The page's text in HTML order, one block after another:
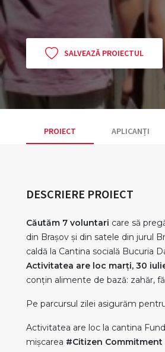
SALVEAZĂ PROIECTUL
PROIECT APLICANȚI
DESCRIERE PROIECT
Căutăm 7 voluntari care să
din Brașov și din satele din jurul
caldă la Cantina socială Bucuria
Activitatea are loc marți, 30
conțin alimente de bază: zahăr,
Pe parcursul zilei asigurăm
Activitatea are loc la cantina
mișcarea #Citizen Commitment